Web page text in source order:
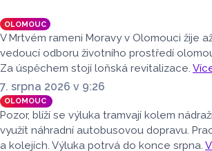
na Facebooku stránka s názvem
Poděbrady bez závor a nelegálního
parkovného, která upozorňuje
na nevyhovujcí situaci s parkováním
u oblíbeného olomouckého letoviska.
Za iniciativou stojí zastupitel města
Olomouce, na jeho přání nebudeme
uvádět jeho identitu.
OLOMOUC
V Mrtvém rameni Moravy v Olomouci žije
vedoucí odboru životního prostředí
Za úspěchem stojí loňská revitalizace.
7. srpna 2026 v 9:26
OLOMOUC
Pozor, blíží se výluka tramvají kolem
využít náhradní autobusovou dopravu.
a kolejích. Výluka potrvá do konce srpna.